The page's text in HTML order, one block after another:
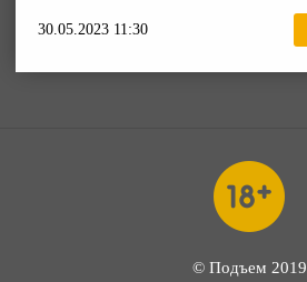
30.05.2023 11:30
© Подъем 2019